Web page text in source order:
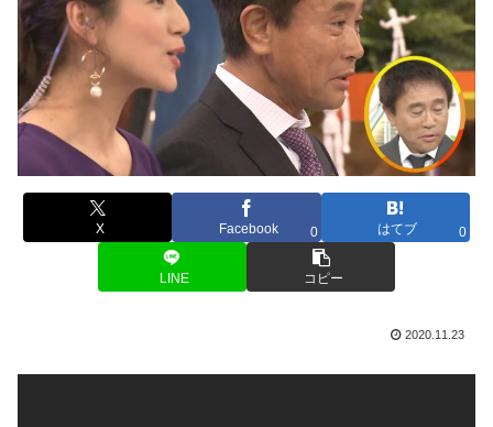
X Facebook 0 はてブ 0
LINE コピー
2020.11.23